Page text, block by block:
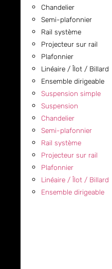
Chandelier
Semi-plafonnier
Rail système
Projecteur sur rail
Plafonnier
Linéaire / Îlot / Billard
Ensemble dirigeable
Suspension simple
Suspension
Chandelier
Semi-plafonnier
Rail système
Projecteur sur rail
Plafonnier
Linéaire / Îlot / Billard
Ensemble dirigeable